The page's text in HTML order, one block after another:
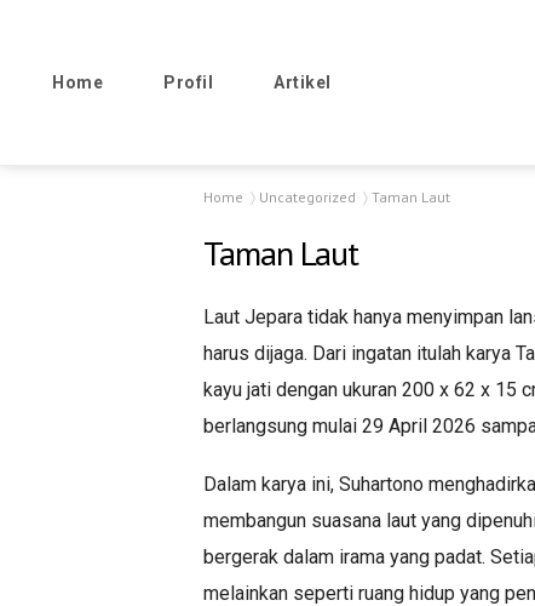
Home Profil Artikel
Home Uncategorized Taman Laut
Taman Laut
Laut Jepara tidak hanya menyimpan
harus dijaga. Dari ingatan itulah karya
kayu jati dengan ukuran 200 x 62 x 15
berlangsung mulai 29 April 2026
Dalam karya ini, Suhartono
membangun suasana laut yang
bergerak dalam irama yang padat.
melainkan seperti ruang hidup yang